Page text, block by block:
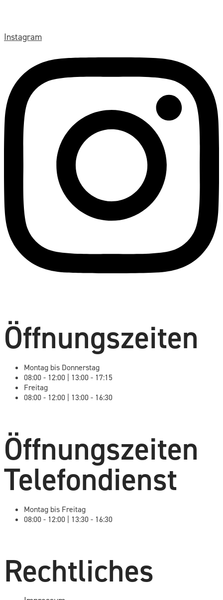
Instagram
Öffnungszeiten
Montag bis Donnerstag
08:00 - 12:00 | 13:00 - 17:15
Freitag
08:00 - 12:00 | 13:00 - 16:30
Öffnungszeiten
Telefondienst
Montag bis Freitag
08:00 - 12:00 | 13:30 - 16:30
Rechtliches